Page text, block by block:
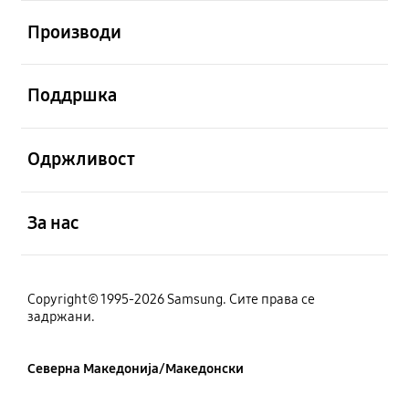
Производи
Поддршка
Одржливост
За нас
Copyright© 1995-2026 Samsung. Сите права се
задржани.
Северна Македонија/Македонски